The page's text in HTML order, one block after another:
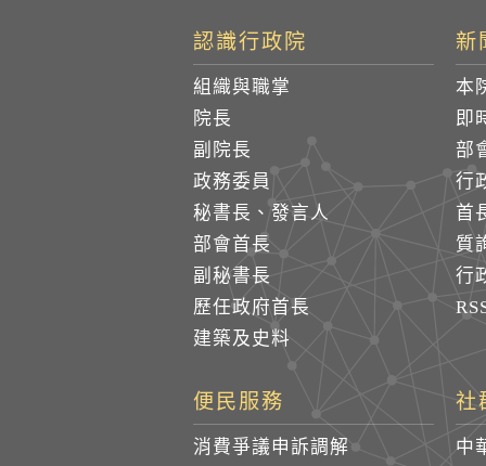
認識行政院
組織與職掌
院長
副院長
政務委員
秘書長、發言人
部會首長
副秘書長
歷任政府首長
建築及史料
新
本
即
部
行
首
質
行
便民服務
消費爭議申訴調解
社
中